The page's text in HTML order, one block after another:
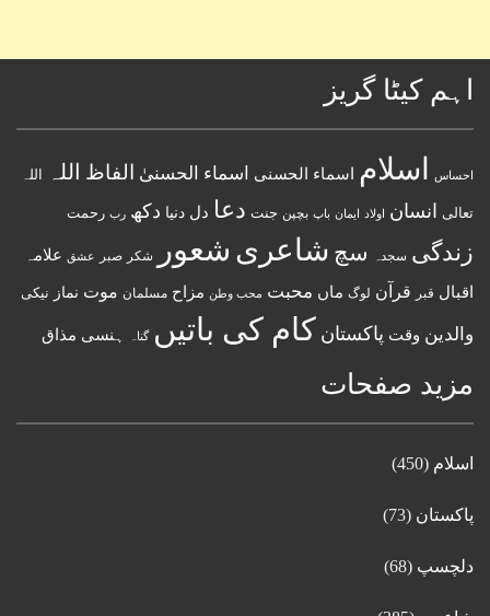
اہم کیٹا گریز
احساس اسلام اسماء الحسنى اسماء الحسنیٰ الفاظ اللہ اللہ
تعالی انسان اولاد ایمان باپ بچپن جنت دعا دل دنیا دکھ رب رحمت
زندگی سجدہ سچ شاعری شعور شکر صبر عشق علامہ
اقبال قبر قرآن لوگ ماں محبت محب وطن مزاح مسلمان موت نماز نیکی
والدین وقت پاکستان کام کی باتیں گناہ ہنسی مذاق
مزید صفحات
اسلام (450)
پاکستان (73)
دلچسپ (68)